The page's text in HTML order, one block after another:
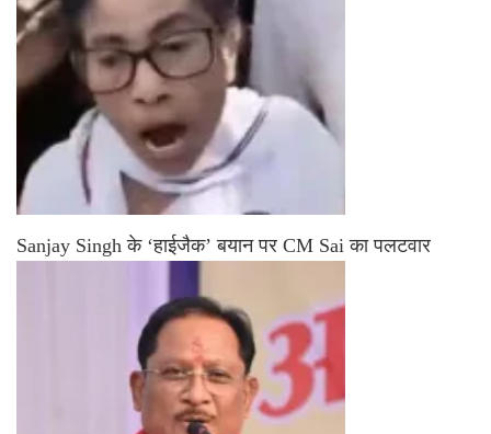
Sanjay Singh के ‘हाईजैक’ बयान पर CM Sai का पलटवार